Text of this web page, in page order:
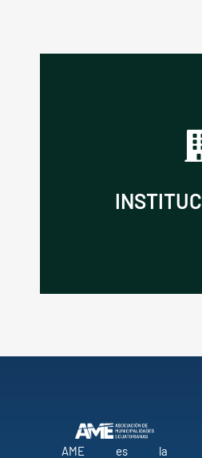
Consulta las
AME es la